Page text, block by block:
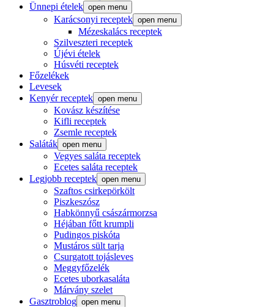
Ünnepi ételek open menu
Karácsonyi receptek open menu
Mézeskalács receptek
Szilveszteri receptek
Újévi ételek
Húsvéti receptek
Főzelékek
Levesek
Kenyér receptek open menu
Kovász készítése
Kifli receptek
Zsemle receptek
Saláták open menu
Vegyes saláta receptek
Ecetes saláta receptek
Legjobb receptek open menu
Szaftos csirkepörkölt
Piszkeszósz
Habkönnyű császármorzsa
Héjában főtt krumpli
Pudingos piskóta
Mustáros sült tarja
Csurgatott tojásleves
Meggyfőzelék
Ecetes uborkasaláta
Márvány szelet
Gasztroblog open menu